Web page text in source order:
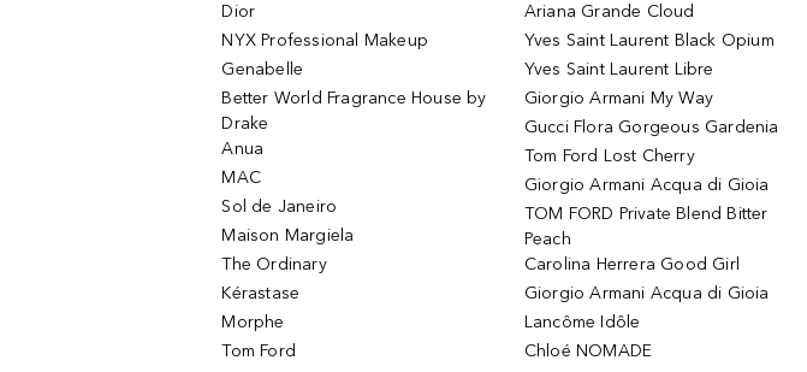
Dior
NYX Professional Makeup
Genabelle
Better World Fragrance House by
Drake
Anua
MAC
Sol de Janeiro
Maison Margiela
The Ordinary
Kérastase
Morphe
Tom Ford
Ariana Grande Cloud
Yves Saint Laurent Black Opium
Yves Saint Laurent Libre
Giorgio Armani My Way
Gucci Flora Gorgeous Gardenia
Tom Ford Lost Cherry
Giorgio Armani Acqua di Gioia
TOM FORD Private Blend Bitter
Peach
Carolina Herrera Good Girl
Giorgio Armani Acqua di Gioia
Lancôme Idôle
Chloé NOMADE